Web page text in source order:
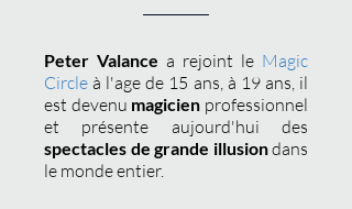
Peter Valance a rejoint le Magic
Circle à l'age de 15 ans, à 19 ans, il
est devenu magicien professionnel
et présente aujourd'hui des
spectacles de grande illusiondans
le monde entier.